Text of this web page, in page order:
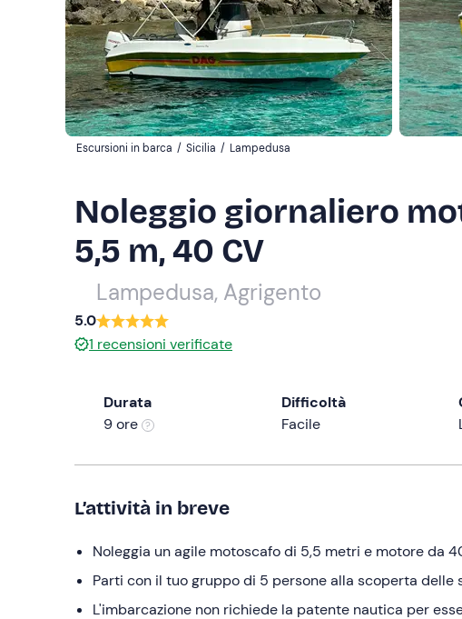
Escursioni in barca / Sicilia / Lampedusa
Noleggio giornaliero
5,5 m, 40 CV
Lampedusa, Agrigento
5.0
1 recensioni verificate
Durata
9 ore
Difficoltà
Facile
L’attività in breve
Noleggia un agile motoscafo di 5,5 metri e motore da
Parti con il tuo gruppo di 5 persone alla scoperta delle
L'imbarcazione non richiede la patente nautica per